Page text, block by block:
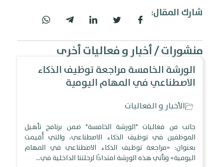
شارك المقال:
منشورات / أخبار و فعاليات أخرى
الورشة الخامسة مراجعة توظيف الذكاء
الاصطناعي في المهام اليومية
الأخبار و الفعاليات
جانب من فعاليات *الورشة الخامسة* ضمن برنامج تأهيل
الموظفين في توظيف الذكاء الاصطناعي، والتي أُقيمت
بعنوان: «مراجعة توظيف الذكاء الاصطناعي في المهام
اليومية» وتأتي هذه الورشة امتدادًا لرحلتنا الداخلية في…